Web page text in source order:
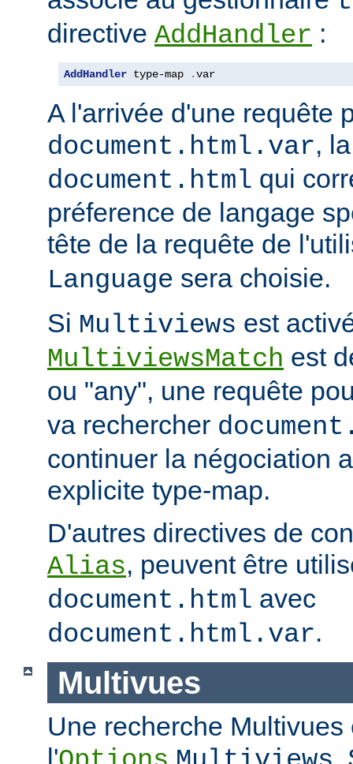
directive AddHandler :
AddHandler type-map .var
A l'arrivée d'une requête
document.html.var,
document.html qui
préference de langage
tête de la requête de
Language sera choisie.
Si Multiviews est
MultiviewsMatch est
ou "any", une requête
va rechercher
continuer la négociation
explicite type-map.
D'autres directives de
Alias, peuvent être
document.html avec
document.html.var.
Multivues
Une recherche
l'